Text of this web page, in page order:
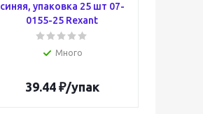
синяя, упаковка 25 шт 07-
0155-25 Rexant
Много
39.44₽/упак